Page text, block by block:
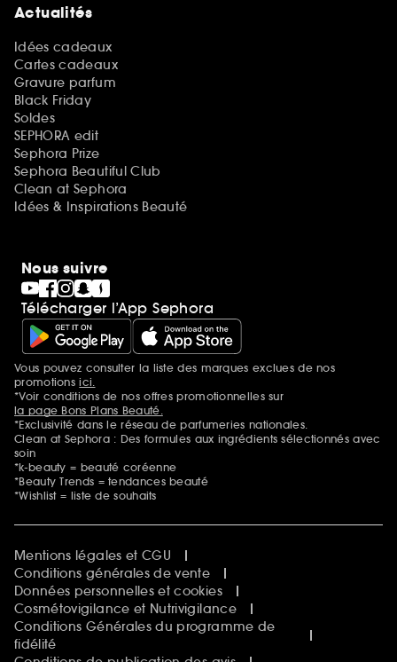
Actualités
Idées cadeaux
Cartes cadeaux
Gravure parfum
Black Friday
Soldes
SEPHORA edit
Sephora Prize
Sephora Beautiful Club
Clean at Sephora
Idées & Inspirations Beauté
Nous suivre
Télécharger l’App Sephora
Mentions additionnelles
Vous pouvez consulter la liste des marques exclues de nos
promotionsici.
*Voir conditions de nos offres promotionnelles sur
la page Bons Plans Beauté.
*Exclusivité dans le réseau de parfumeries nationales.
Clean at Sephora : Des formules aux ingrédients sélectionnés avec
soin
*k-beauty = beauté coréenne
*Beauty Trends = tendances beauté
*Wishlist = liste de souhaits
Mentions légales et CGU
Conditions générales de vente
Données personnelles et cookies
Cosmétovigilance et Nutrivigilance
Conditions Générales du programme de
fidélité